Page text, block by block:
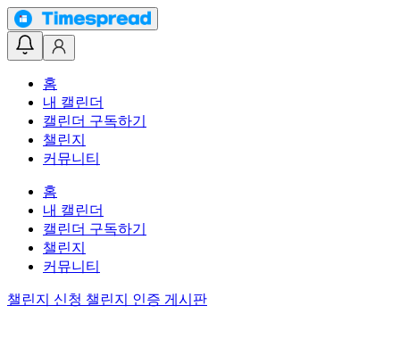
홈
내 캘린더
캘린더 구독하기
챌린지
커뮤니티
홈
내 캘린더
캘린더 구독하기
챌린지
커뮤니티
챌린지 신청 챌린지 인증 게시판